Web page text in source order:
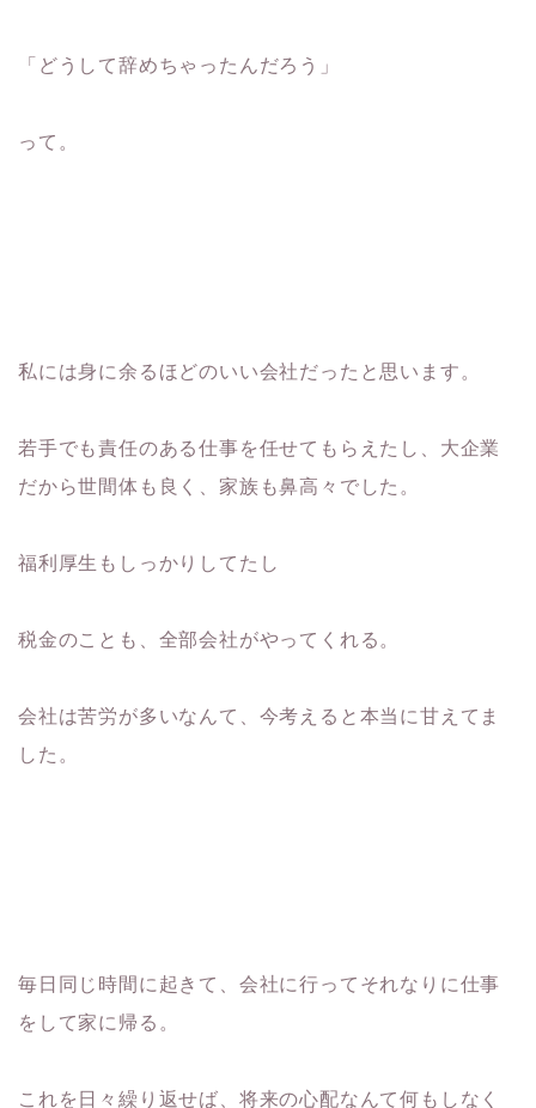
「どうして辞めちゃったんだろう」
って。
私には身に余るほどのいい会社だったと思います。
若手でも責任のある仕事を任せてもらえたし、大企業
だから世間体も良く、家族も鼻高々でした。
福利厚生もしっかりしてたし
税金のことも、全部会社がやってくれる。
会社は苦労が多いなんて、今考えると本当に甘えてま
した。
毎日同じ時間に起きて、会社に行ってそれなりに仕事
をして家に帰る。
これを日々繰り返せば、将来の心配なんて何もしなく